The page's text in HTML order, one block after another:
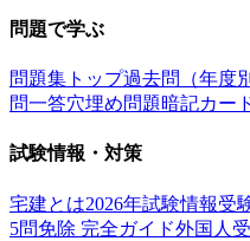
問題で学ぶ
問題集トップ過去問（年度
問一答穴埋め問題暗記カー
試験情報・対策
宅建とは2026年試験情報受
5問免除 完全ガイド外国人